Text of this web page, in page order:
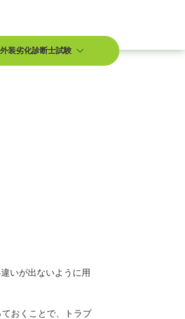
外装劣化診断士試験
いが出ないように用
おくことで、トラブ